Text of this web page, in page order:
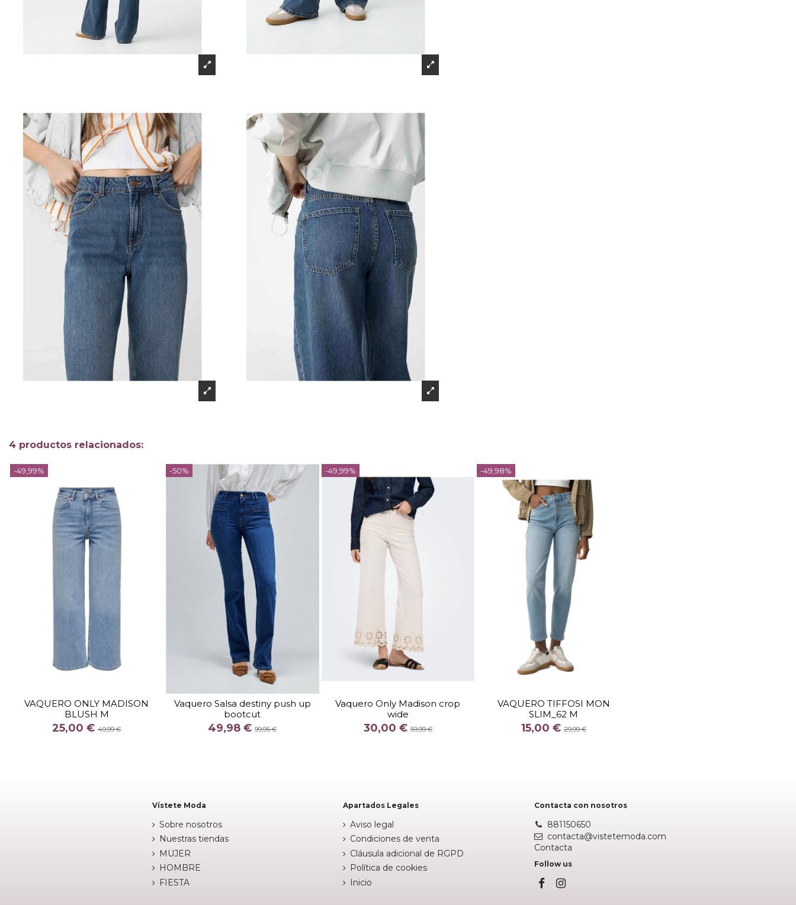
4 productos relacionados:
-49,99%
VAQUERO ONLY MADISON
BLUSH M
25,00 €49,99 €
COLOR
AZUL CLARO
-50%
Vaquero Salsa destiny push up
bootcut
49,98 €99,95 €
TALLA
COLOR
-49,99%
Vaquero Only Madison crop
wide
30,00 € 59,99 €
COLOR
BEIGE
-49,98%
VAQUERO TIFFOSI MON
SLIM_62 M
15,00 €29,99 €
COLOR
AZUL
Vístete Moda
Sobre nosotros
Nuestras tiendas
MUJER
HOMBRE
FIESTA
Apartados Legales
Aviso legal
Condiciones de venta
Cláusula adicional de RGPD
Política de cookies
Inicio
Contacta con nosotros
881150650
contacta@vistetemoda.com
Contacta
Follow us